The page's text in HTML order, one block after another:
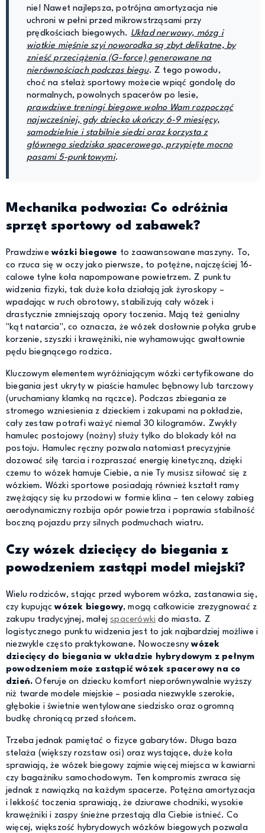
nie! Nawet najlepsza, potrójna amortyzacja nie
uchroni w pełni przed mikrowstrząsami przy
prędkościach biegowych. Układ nerwowy, mózg i
wiotkie mięśnie szyi noworodka są zbyt delikatne, by
znieść przeciążenia (G-force) generowane na
nierównościach podczas biegu. Z tego powodu,
choć na stelaż sportowy możecie wpiąć gondolę do
normalnych, powolnych spacerów po lesie,
prawdziwe treningi biegowe wolno Wam rozpocząć
najwcześniej, gdy dziecko ukończy 6-9 miesięcy,
samodzielnie i stabilnie siedzi oraz korzysta z
głównego siedziska spacerowego, przypięte mocno
pasami 5-punktowymi.
Mechanika podwozia: Co odróżnia
sprzęt sportowy od zabawek?
Prawdziwe wózki biegowe to zaawansowane maszyny. To,
co rzuca się w oczy jako pierwsze, to potężne, najczęściej 16-
calowe tylne koła napompowane powietrzem. Z punktu
widzenia fizyki, tak duże koła działają jak żyroskopy –
wpadając w ruch obrotowy, stabilizują cały wózek i
drastycznie zmniejszają opory toczenia. Mają też genialny
"kąt natarcia", co oznacza, że wózek dosłownie połyka grube
korzenie, szyszki i krawężniki, nie wyhamowując gwałtownie
pędu biegnącego rodzica.
Kluczowym elementem wyróżniającym wózki certyfikowane do
biegania jest ukryty w piaście hamulec bębnowy lub tarczowy
(uruchamiany klamką na rączce). Podczas zbiegania ze
stromego wzniesienia z dzieckiem i zakupami na pokładzie,
cały zestaw potrafi ważyć niemal 30 kilogramów. Zwykły
hamulec postojowy (nożny) służy tylko do blokady kół na
postoju. Hamulec ręczny pozwala natomiast precyzyjnie
dozować siłę tarcia i rozpraszać energię kinetyczną, dzięki
czemu to wózek hamuje Ciebie, a nie Ty musisz siłować się z
wózkiem. Wózki sportowe posiadają również kształt ramy
zwężający się ku przodowi w formie klina – ten celowy zabieg
aerodynamiczny rozbija opór powietrza i poprawia stabilność
boczną pojazdu przy silnych podmuchach wiatru.
Czy wózek dziecięcy do biegania z
powodzeniem zastąpi model miejski?
Wielu rodziców, stając przed wyborem wózka, zastanawia się,
czy kupującwózek biegowy, mogą całkowicie zrezygnować z
zakupu tradycyjnej, małejspacerówki do miasta. Z
logistycznego punktu widzenia jest to jak najbardziej możliwe i
niezwykle często praktykowane. Nowoczesnywózek
dziecięcy do biegania w układzie hybrydowym z pełnym
powodzeniem może zastąpić wózek spacerowy na co
dzień. Oferuje on dziecku komfort nieporównywalnie wyższy
niż twarde modele miejskie – posiada niezwykle szerokie,
głębokie i świetnie wentylowane siedzisko oraz ogromną
budkę chroniącą przed słońcem.
Trzeba jednak pamiętać o fizyce gabarytów. Długa baza
stelaża (większy rozstaw osi) oraz wystające, duże koła
sprawiają, że wózek biegowy zajmie więcej miejsca w kawiarni
czy bagażniku samochodowym. Ten kompromis zwraca się
jednak z nawiązką na każdym spacerze. Potężna amortyzacja
i lekkość toczenia sprawiają, że dziurawe chodniki, wysokie
krawężniki i zaspy śnieżne przestają dla Ciebie istnieć. Co
więcej, większość hybrydowych wózków biegowych pozwala